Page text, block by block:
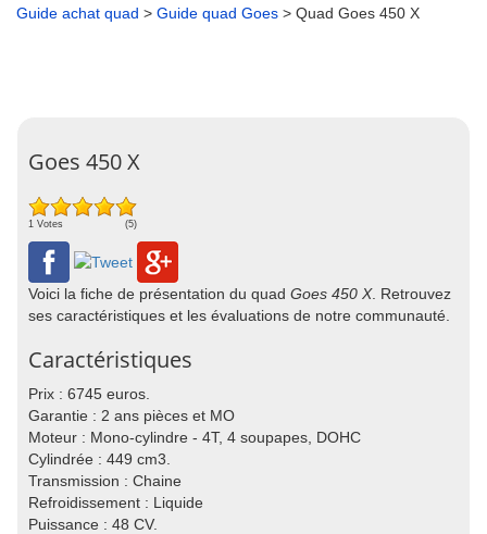
Guide achat quad > Guide quad Goes > Quad Goes 450 X
Goes 450 X
1 Votes (5)
Voici la fiche de présentation du quad Goes 450 X. Retrouvez
ses caractéristiques et les évaluations de notre communauté.
Caractéristiques
Prix : 6745 euros.
Garantie : 2 ans pièces et MO
Moteur : Mono-cylindre - 4T, 4 soupapes, DOHC
Cylindrée : 449 cm3.
Transmission : Chaine
Refroidissement : Liquide
Puissance : 48 CV.